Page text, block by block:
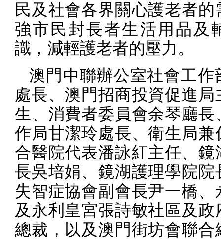
民及社會各界關心護老者的
強市民封長者生活用品及
識，減輕護老者的壓力。
澳門中聯辦公室社會工作
處長、澳門招商投資促進局
生、消費者委員會余琴廳長
作局甘潔玲處長、衛生局兼
合醫院代表潘詠紅主任、鏡
長吳培娟、鏡湖護理學院院
失智症協會副會長尹一橋、
及永利皇宮張詩敏社區及政
總裁，以及澳門街坊會聯合